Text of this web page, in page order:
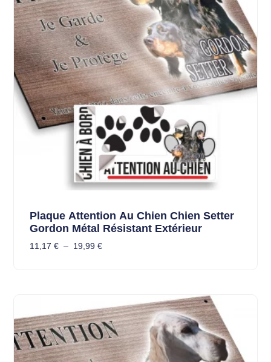
Plaque Attention Au Chien Chien Setter
Gordon Métal Résistant Extérieur
11,17 € – 19,99 €